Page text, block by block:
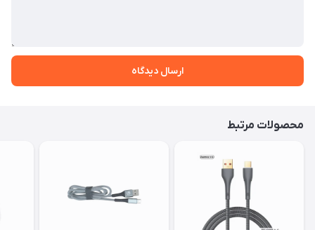
ارسال دیدگاه
محصولات مرتبط